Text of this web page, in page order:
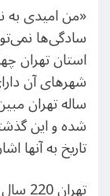
«من امیدی به
استان تهران
ساله تهران
شده و این
تاریخ به آنها